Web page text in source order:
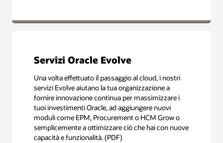
Servizi Oracle Evolve
Una volta effettuato il passaggio al cloud, i nostri
servizi Evolve aiutano la tua organizzazione a
fornire innovazione continua per massimizzare i
tuoi investimenti Oracle, ad aggiungere nuovi
moduli come EPM, Procurement o HCM Grow o
semplicemente a ottimizzare ciò che hai con nuove
capacità e funzionalità. (PDF)